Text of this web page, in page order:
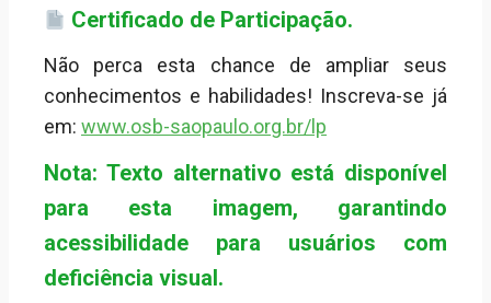
Certificado de Participação.
Não perca esta chance de ampliar seus
conhecimentos e habilidades! Inscreva-se já
em: www.osb-saopaulo.org.br/lp
Nota: Texto alternativo está disponível
para esta imagem, garantindo
acessibilidade para usuários com
deficiência visual.